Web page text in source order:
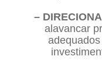
–
alavancar